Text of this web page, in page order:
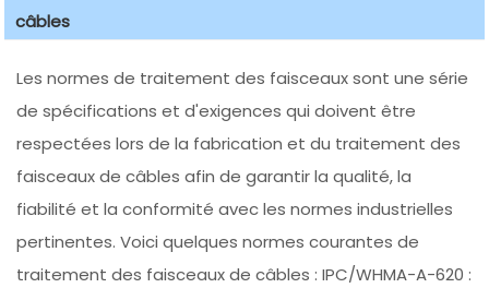
câbles
Les normes de traitement des faisceaux sont une série
de spécifications et d'exigences qui doivent être
respectées lors de la fabrication et du traitement des
faisceaux de câbles afin de garantir la qualité, la
fiabilité et la conformité avec les normes industrielles
pertinentes. Voici quelques normes courantes de
traitement des faisceaux de câbles : IPC/WHMA-A-620 :